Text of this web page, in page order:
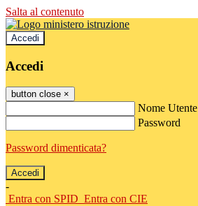
Salta al contenuto
Accedi
Accedi
button close ×
Nome Utente
Password
Password dimenticata?
-
Entra con SPID Entra con CIE